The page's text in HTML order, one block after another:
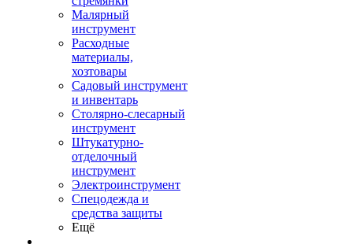
Малярный
инструмент
Расходные
материалы,
хозтовары
Садовый инструмент
и инвентарь
Столярно-слесарный
инструмент
Штукатурно-
отделочный
инструмент
Электроинструмент
Спецодежда и
средства защиты
Ещё